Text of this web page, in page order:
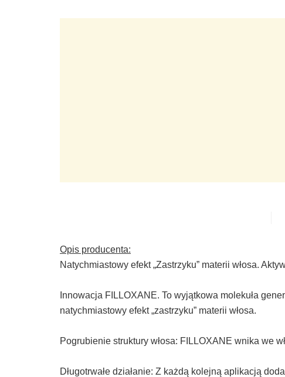
Opis producenta:
Natychmiastowy efekt „Zastrzyku” materii włosa.
Innowacja FILLOXANE. To wyjątkowa molekuła
natychmiastowy efekt „zastrzyku” materii włosa.
Pogrubienie struktury włosa: FILLOXANE wnika we
Długotrwałe działanie: Z każdą kolejną aplikacją